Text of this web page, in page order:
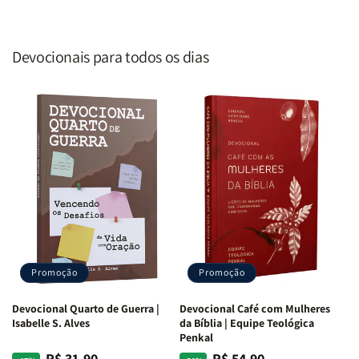
Devocionais para todos os dias
Promoção
Devocional Quarto de Guerra |
Isabelle S. Alves
Promoção
Devocional Café com Mulheres
da Bíblia | Equipe Teológica
Penkal